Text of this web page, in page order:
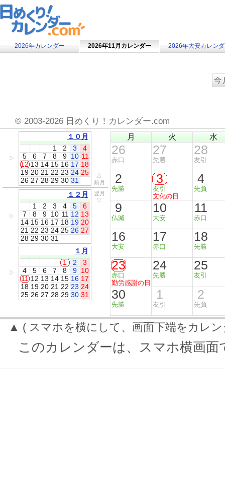
2026年カレンダー 2026年11月カレンダー 2026年大安カレン
© 2003-2026 日めくり！カレンダー.com
▷
１０月
1
2 3
4
5
6 7 8 9 10 11
12 13 14 15 16 17 18
19 20 21 22 23 24 25
26 27 28 29 30 31
△
前月
▷
１２月
1
2 3 4 5
6
7
8 9 10 11 12 13
14 15 16 17 18 19 20
21 22 23 24 25 26 27
28 29 30 31
翌月
▽
▷
１月
1
2
3
4
5 6 7 8 9
10
11 12 13 14 15 16 17
18 19 20 21 22 23 24
25 26 27 28 29 30 31
月 火 水
26
赤口
27
先勝
28
友引
2
先勝
3
友引
文化の日
4
先負
9
仏滅
10
大安
11
赤口
16
大安
17
赤口
18
先勝
23
赤口
勤労感謝の日
24
先勝
25
友引
30
先勝
1
友引
2
先負
▲ ( スマホを横にして、画面下端をカレ
このカレンダーは、スマホ横画面